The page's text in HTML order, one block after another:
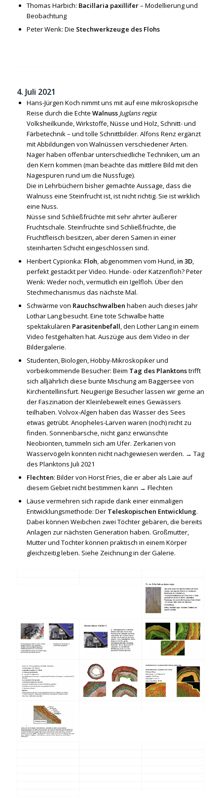
Thomas Harbich: Bacillaria paxillifer– Modellierung und
Beobachtung
Peter Wenk: Die Stechwerkzeuge des Flohs
4. Juli 2021
Hans-Jürgen Koch nimmt uns mit auf eine mikroskopische
Reise durch die Echte Walnuss Juglans regia:
Volksheilkunde, Wirkstoffe, Nüsse und Holz, Schnitt- und
Färbetechnik – und tolle Schnittbilder. Alfons Renz ergänzt
mit Abbildungen von Walnüssen verschiedener Arten.
Nager haben offenbar unterschiedliche Techniken, um an
den Kern kommen (man beachte das mittlere Bild mit den
Nagespuren rund um die Nussfuge).
Die in Lehrbüchern bisher gemachte Aussage, dass die
Walnuss eine Steinfrucht ist, ist nicht richtig. Sie ist wirklich
eine Nuss.
Nüsse sind Schließfrüchte mit sehr ahrter äußerer
Fruchtschale. Steinfrüchte sind Schließfrüchte, die
Fruchtfleisch besitzen, aber deren Samen in einer
steinharten Schicht eingeschlossen sind.
Heribert Cypionka: Floh, abgenommen vom Hund, in 3D,
perfekt gestackt per Video. Hunde- oder Katzenfloh? Peter
Wenk: Weder noch, vermutlich ein Igelfloh. Über den
Stechmechanismus das nächste Mal.
Schwärme von Rauchschwalben haben auch dieses Jahr
Lothar Lang besucht. Eine tote Schwalbe hatte
spektakulären Parasitenbefall, den Lother Lang in einem
Video festgehalten hat. Auszüge aus dem Video in der
Bildergalerie.
Studenten, Biologen, Hobby-Mikroskopiker und
vorbeikommende Besucher: Beim Tag des Planktonstrifft
sich alljährlich diese bunte Mischung am Baggersee von
Kirchentellinsfurt. Neugierige Besucher lassen wir gerne an
der Faszination der Kleinlebewelt eines Gewässers
teilhaben. Volvox-Algen haben das Wasser des Sees
etwas getrübt. Anopheles-Larven waren (noch) nicht zu
finden. Sonnenbarsche, nicht ganz erwünschte
Neobionten, tummeln sich am Ufer. Zerkarien von
Wasservögeln konnten nicht nachgewiesen werden. → Tag
des Planktons Juli 2021
Flechten: Bilder von Horst Fries, die er aber als Laie auf
diesem Gebiet nicht bestimmen kann → Flechten
Läuse vermehren sich rapide dank einer einmaligen
Entwicklungsmethode: Der Teleskopischen Entwicklung.
Dabei können Weibchen zwei Töchter gebären, die bereits
Anlagen zur nächsten Generation haben. Großmutter,
Mutter und Tochter können praktisch in einem Körper
gleichzeitig leben. Siehe Zeichnung in der Galerie.